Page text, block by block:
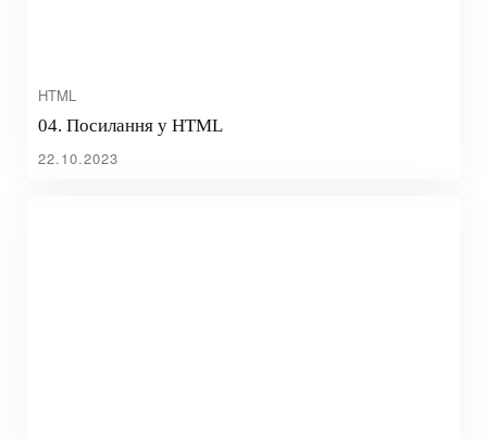
HTML
04. Посилання у HTML
22.10.2023